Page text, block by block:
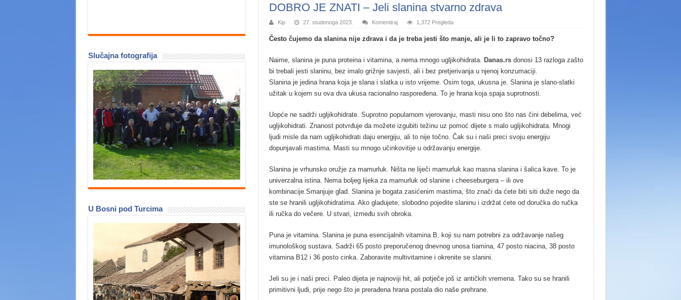
DOBRO JE ZNATI – Jeli slanina stvarno zdrava
Kip 27. studenoga 2023. Komentiraj 1,372 Pregleda
Često čujemo da slanina nije zdrava i da je treba jesti što manje, ali je li to zapravo točno?
Naime, slanina je puna proteina i vitamina, a nema mnogo ugljikohidrata. Danas.rsdonosi 13 razloga zašto
bi trebali jesti slaninu, bez imalo grižnje savjesti, ali i bez pretjerivanja u njenoj konzumaciji.
Slanina je jedina hrana koja je slana i slatka u isto vrijeme. Osim toga, ukusna je. Slanina je slano-slatki
užitak u kojem su ova dva ukusa racionalno raspoređena. To je hrana koja spaja suprotnosti.
Uopće ne sadrži ugljikohidrate. Suprotno popularnom vjerovanju, masti nisu ono što nas čini debelima, već
ugljikohidrati. Znanost potvrđuje da možete izgubiti težinu uz pomoć dijete s malo ugljikohidrata. Mnogi
ljudi misle da nam ugljikohidrati daju energiju, ali to nije točno. Čak su i naši preci svoju energiju
dopunjavali mastima. Masti su mnogo učinkovitije u održavanju energije.
Slanina je vrhunsko oružje za mamurluk. Ništa ne liječi mamurluk kao masna slanina i šalica kave. To je
univerzalna istina. Nema boljeg lijeka za mamurluk od slanine i cheeseburgera – ili ove
kombinacije.Smanjuje glad. Slanina je bogata zasićenim mastima, što znači da ćete biti siti duže nego da
ste se hranili ugljikohidratima. Ako gladujete, slobodno pojedite slaninu i izdržat ćete od doručka do ručka
ili ručka do večere. U stvari, između svih obroka.
Puna je vitamina. Slanina je puna esencijalnih vitamina B, koji su nam potrebni za održavanje našeg
imunološkog sustava. Sadrži 65 posto preporučenog dnevnog unosa tiamina, 47 posto niacina, 38 posto
vitamina B12 i 36 posto cinka. Zaboravite multivitamine i okrenite se slanini.
Jeli su je i naši preci. Paleo dijeta je najnoviji hit, ali potječe još iz antičkih vremena. Tako su se hranili
primitivni ljudi, prije nego što je prerađena hrana postala dio naše prehrane.
Slučajna fotografija
U Bosni pod Turcima